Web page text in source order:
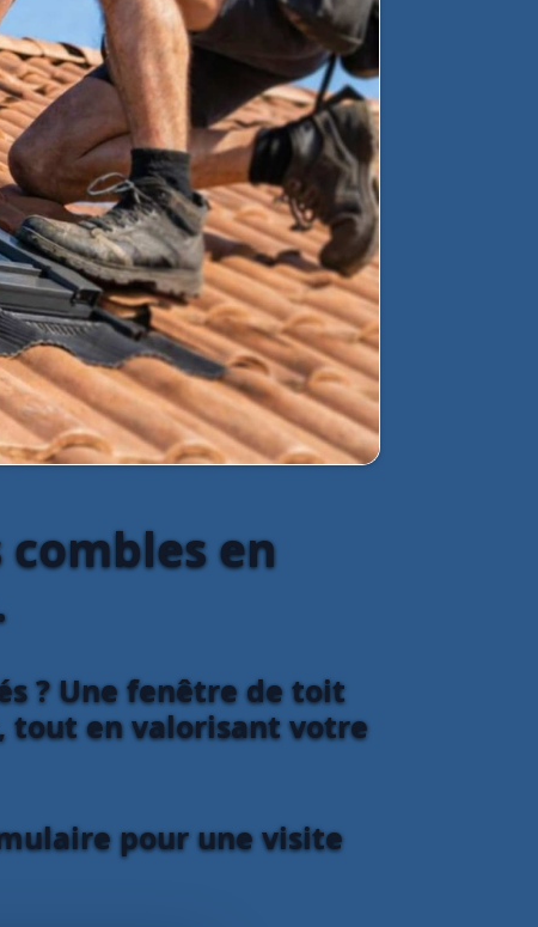
en
? Une fenêtre de toit
tout en valorisant votre
pour une visite